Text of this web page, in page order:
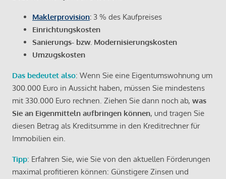
Maklerprovision: 3 % des Kaufpreises
Einrichtungskosten
Sanierungs- bzw. Modernisierungskosten
Umzugskosten
Das bedeutet also: Wenn Sie eine Eigentumswohnung um
300.000 Euro in Aussicht haben, müssen Sie mindestens
mit 330.000 Euro rechnen. Ziehen Sie dann noch ab, was
Sie an Eigenmitteln aufbringen können, und tragen Sie
diesen Betrag als Kreditsumme in den Kreditrechner für
Immobilien ein.
Tipp: Erfahren Sie, wie Sie von den aktuellen Förderungen
maximal profitieren können: Günstigere Zinsen und